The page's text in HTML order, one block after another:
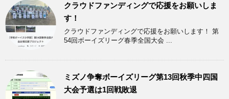
クラウドファンディングで応援をお願いしま
す！
クラウドファンディングで応援をお願いします！ 第
54回ボーイズリーグ春季全国大会 ...
ミズノ争奪ボーイズリーグ第13回秋季中四国
大会予選は1回戦敗退